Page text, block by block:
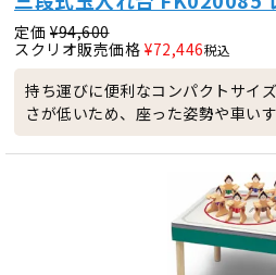
定価 ¥94,600
スクリオ販売価格 ¥72,446税込
持ち運びに便利なコンパクトサイ
さが低いため、座った姿勢や車い